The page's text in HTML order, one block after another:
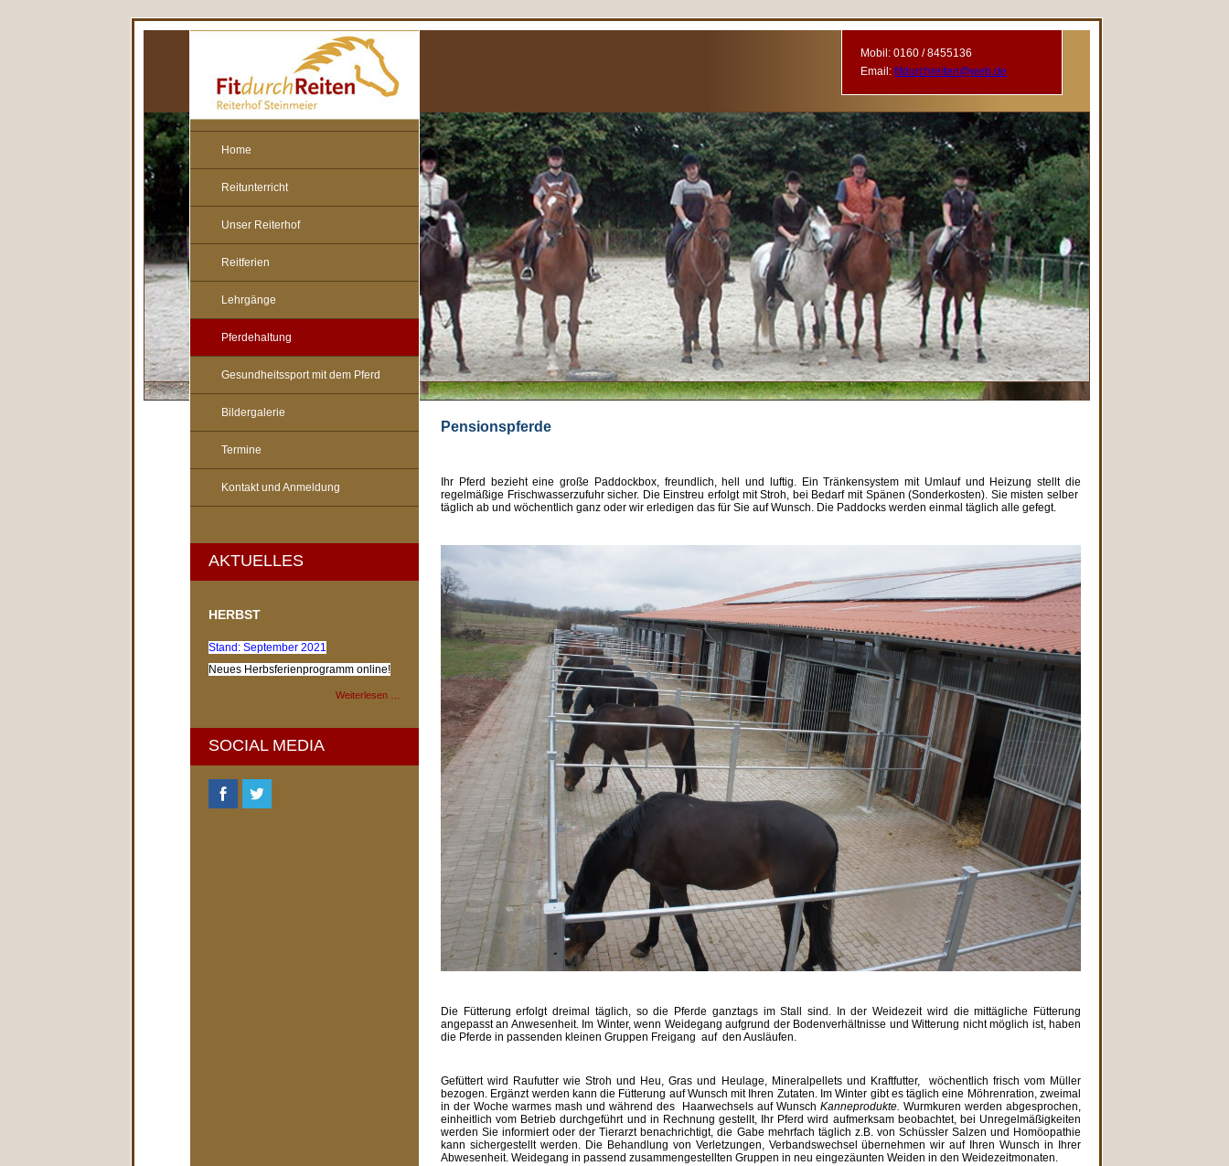
Mobil: 0160 / 8455136
Email: fitdurchreiten@web.de
Pensionspferde
Ihr Pferd bezieht eine große Paddockbox, freundlich, hell und luftig. Ein Tränkensystem mit Umlauf und Heizung stellt die
regelmäßige Frischwasserzufuhr sicher. Die Einstreu erfolgt mit Stroh, bei Bedarf mit Spänen (Sonderkosten). Sie misten selber
täglich ab und wöchentlich ganz oder wir erledigen das für Sie auf Wunsch. Die Paddocks werden einmal täglich alle gefegt.
Die Fütterung erfolgt dreimal täglich, so die Pferde ganztags im Stall sind. In der Weidezeit wird die mittägliche Fütterung
angepasst an Anwesenheit. Im Winter, wenn Weidegang aufgrund der Bodenverhältnisse und Witterung nicht möglich ist, haben
die Pferde in passenden kleinen Gruppen Freigang auf den Ausläufen.
Gefüttert wird Raufutter wie Stroh und Heu, Gras und Heulage, Mineralpellets und Kraftfutter, wöchentlich frisch vom Müller
bezogen. Ergänzt werden kann die Fütterung auf Wunsch mit Ihren Zutaten. Im Winter gibt es täglich eine Möhrenration, zweimal
in der Woche warmes mash und während des Haarwechsels auf Wunsch Kanneprodukte. Wurmkuren werden abgesprochen,
einheitlich vom Betrieb durchgeführt und in Rechnung gestellt, Ihr Pferd wird aufmerksam beobachtet, bei Unregelmäßigkeiten
werden Sie informiert oder der Tierarzt benachrichtigt, die Gabe mehrfach täglich z.B. von Schüssler Salzen und Homöopathie
kann sichergestellt werden. Die Behandlung von Verletzungen, Verbandswechsel übernehmen wir auf Ihren Wunsch in Ihrer
Abwesenheit. Weidegang in passend zusammengestellten Gruppen in neu eingezäunten Weiden in den Weidezeitmonaten.
Home
Reitunterricht
Unser Reiterhof
Reitferien
Lehrgänge
Pferdehaltung
Gesundheitssport mit dem Pferd
Bildergalerie
Termine
Kontakt und Anmeldung
AKTUELLES
HERBST
Stand: September 2021
Neues Herbsferienprogramm online!
Weiterlesen …
SOCIAL MEDIA